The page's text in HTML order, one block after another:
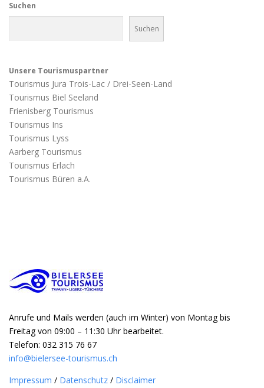
Suchen
Suchen
Unsere Tourismuspartner
Tourismus Jura Trois-Lac / Drei-Seen-Land
Tourismus Biel Seeland
Frienisberg Tourismus
Tourismus Ins
Tourismus Lyss
Aarberg Tourismus
Tourismus Erlach
Tourismus Büren a.A.
Anrufe und Mails werden (auch im Winter) von Montag bis
Freitag von 09:00 – 11:30 Uhr bearbeitet.
Telefon: 032 315 76 67
info@bielersee-tourismus.ch
Impressum / Datenschutz / Disclaimer